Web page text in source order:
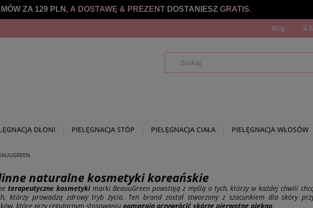
ZA 129 PLN, A DOSTAWĘ & PREZENT DOSTANIESZ GRATIS.
Blog
DŁONI PIELĘGNACJA STÓP PIELĘGNACJA CIAŁA PIELĘGNACJA WŁOSÓW
naturalne kosmetyki koreańskie
terapeutyczne kosmetykimarki BeauuGreen powstają z myślą o tych, którzy w każdej chwili
którzy prowadzą zdrowy tryb życia. Ten brand został stworzony z szacunkiem dla skóry
które przy regularnym stosowaniu pomagają przywrócić skórze pierwotne piękno.